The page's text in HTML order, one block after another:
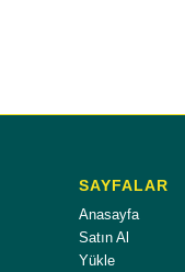
SAYFALAR
Anasayfa
Satın Al
Yükle